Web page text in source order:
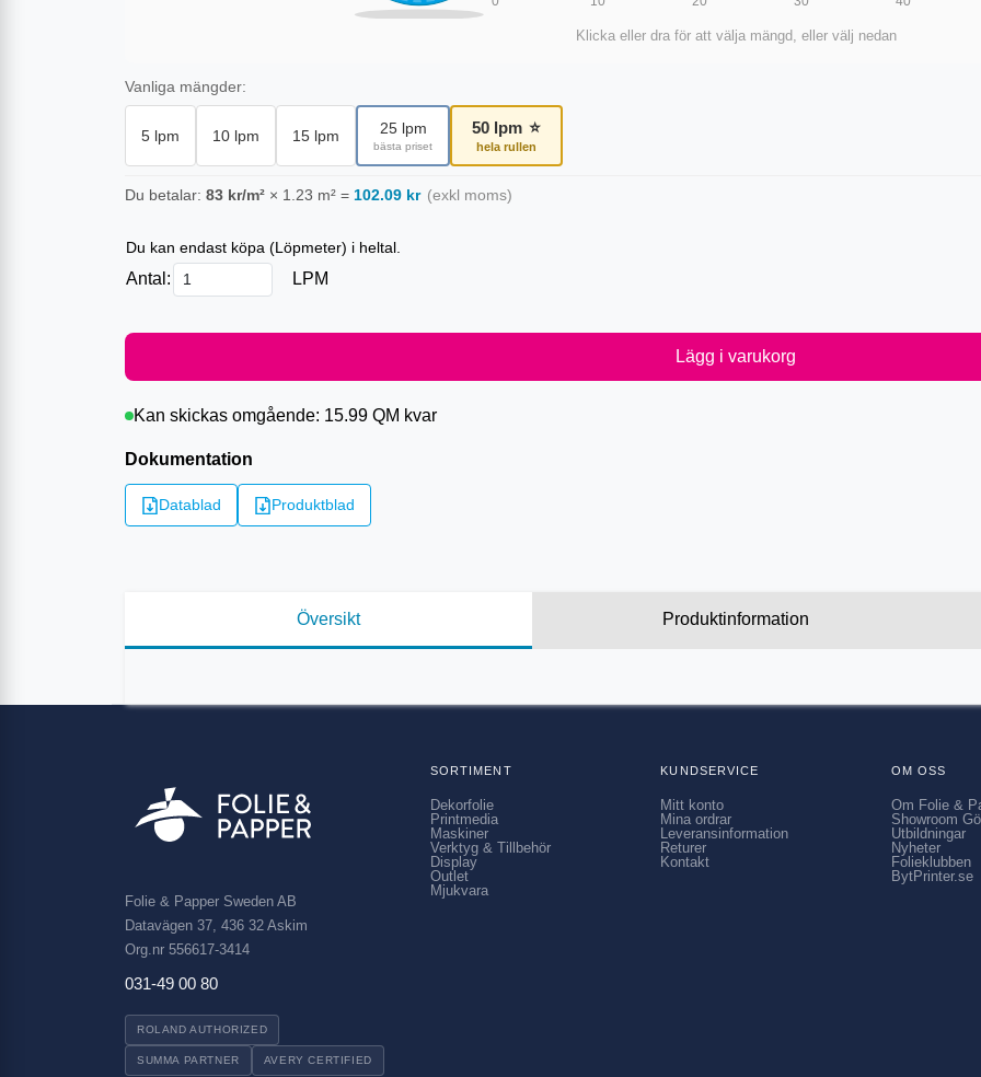
Klicka eller dra för att välja mängd, eller välj nedan
Vanliga mängder:
5 lpm 10 lpm 15 lpm 25lpm
bästa priset
50 lpm ⭐
hela rullen
Du betalar: 83 kr/m² × 1.23 m² = 102.09 kr (exkl moms)
Du kan endast köpa (Löpmeter) i heltal.
Antal: LPM
Lägg i varukorg
Kan skickas omgående: 15.99 QM kvar
Dokumentation
Datablad Produktblad
Översikt Produktinformation
Folie & Papper Sweden AB
Datavägen 37, 436 32 Askim
Org.nr 556617-3414
031-49 00 80
ROLAND AUTHORIZED
SUMMA PARTNER AVERY CERTIFIED
SORTIMENT
Dekorfolie
Printmedia
Maskiner
Verktyg & Tillbehör
Display
Outlet
Mjukvara
KUNDSERVICE
Mitt konto
Mina ordrar
Leveransinformation
Returer
Kontakt
OM OSS
Om Folie &
Showroom
Utbildningar
Nyheter
Folieklubben
BytPrinter.se